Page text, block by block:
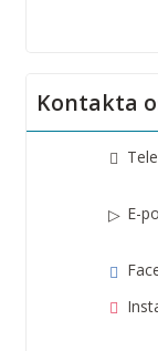
Kontakta
E-